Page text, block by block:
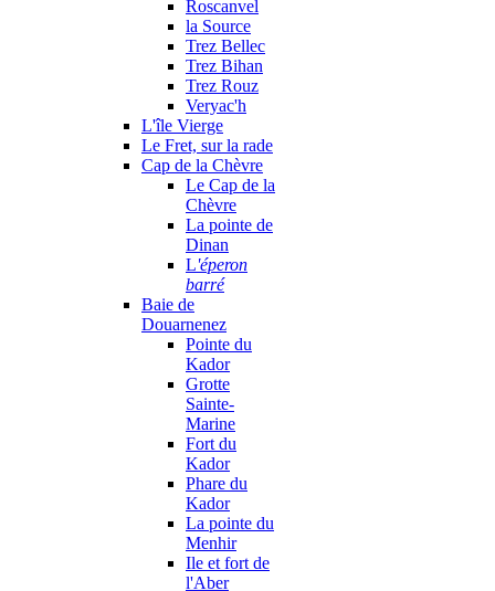
Roscanvel
la Source
Trez Bellec
Trez Bihan
Trez Rouz
Veryac'h
L'île Vierge
Le Fret, sur la rade
Cap de la Chèvre
Le Cap de la
Chèvre
La pointe de
Dinan
L'éperon
barré
Baie de
Douarnenez
Pointe du
Kador
Grotte
Sainte-
Marine
Fort du
Kador
Phare du
Kador
La pointe du
Menhir
Ile et fort de
l'Aber